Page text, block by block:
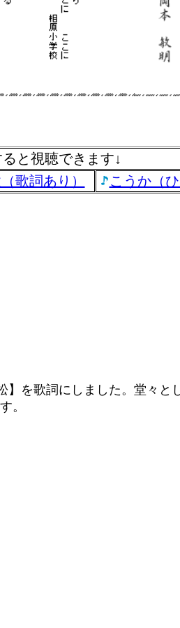
と視聴できます↓
歌詞あり） こうか（
歌詞にしました。堂々と
。